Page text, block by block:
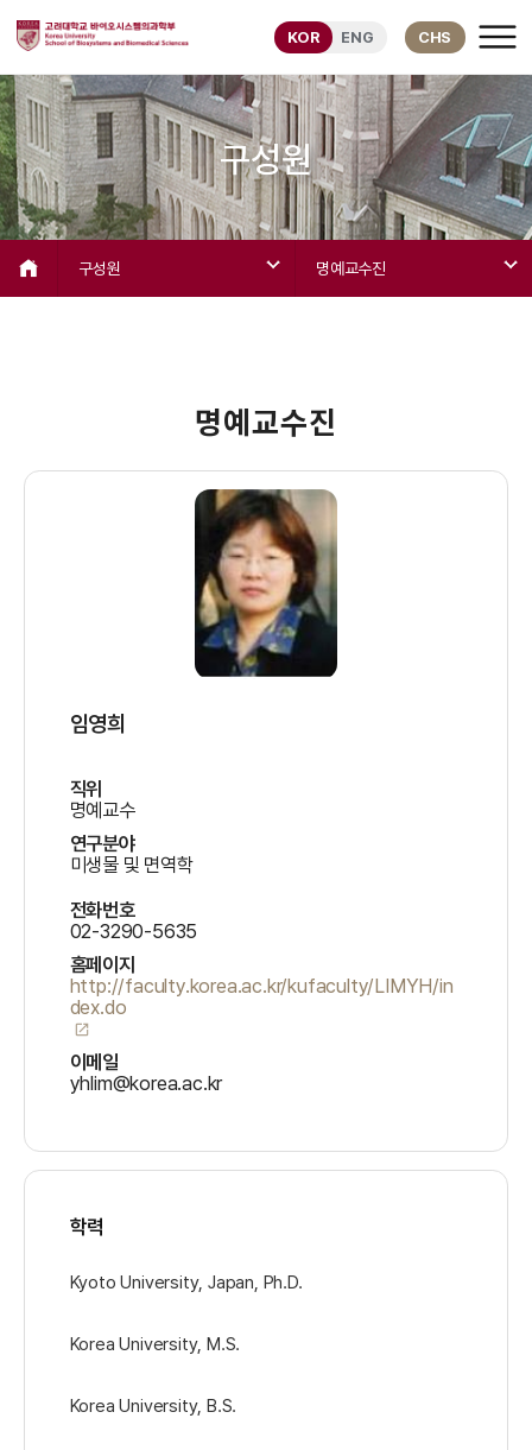
KOR ENG CHS
구성원
구성원 명예교수진
명예교수진
임영희
직위
명예교수
연구분야
미생물 및 면역학
전화번호
02-3290-5635
홈페이지
http://faculty.korea.ac.kr/kufaculty/LIMYH/in
dex.do
open_in_new
이메일
yhlim@korea.ac.kr
학력
Kyoto University, Japan, Ph.D.
Korea University, M.S.
Korea University, B.S.